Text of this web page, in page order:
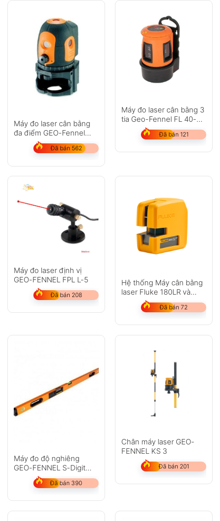
Máy đo laser cân bằng
đa điểm GEO-Fennel
Multi-Pointer
Đã bán 562
Máy đo laser cân bằng 3
tia Geo-Fennel FL 40-3
Liner HP
Đã bán 121
Máy đo laser định vị
GEO-FENNEL FPL L-5
Đã bán 208
Hệ thống Máy cân bằng
laser Fluke 180LR và
Fluke 180LG
Đã bán 72
Máy đo độ nghiêng
GEO-FENNEL S-Digit
120WL
Đã bán 390
Chân máy laser GEO-
FENNEL KS 3
Đã bán 201